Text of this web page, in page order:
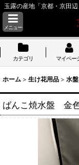
玉露の産地「京都・京田
メニュー
カテゴリ マイペー
ホーム > 生け花用品 > 水盤
ばんこ焼水盤 金